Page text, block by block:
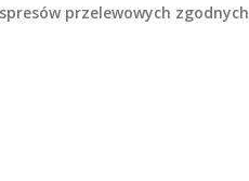
przelewowych